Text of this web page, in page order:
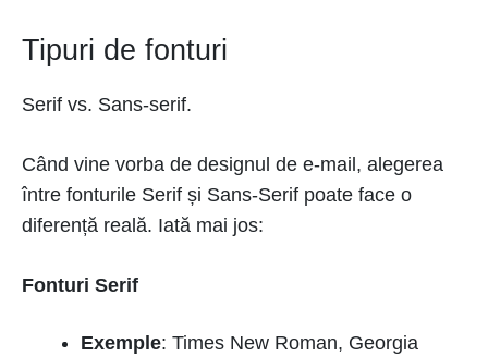
Tipuri de fonturi
Serif vs. Sans-serif.
Când vine vorba de designul de e-mail, alegerea
între fonturile Serif și Sans-Serif poate face o
diferență reală. Iată mai jos:
Fonturi Serif
Exemple: Times New Roman, Georgia